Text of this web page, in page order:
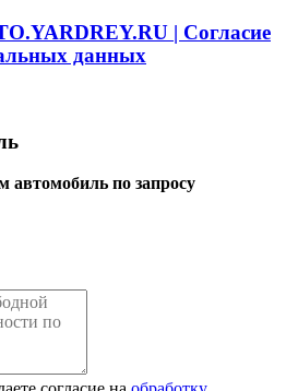
| Cогласие
данных
по запросу